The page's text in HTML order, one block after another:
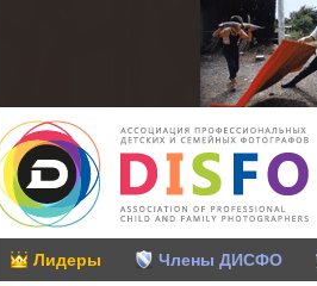
Лидеры Члены ДИСФО